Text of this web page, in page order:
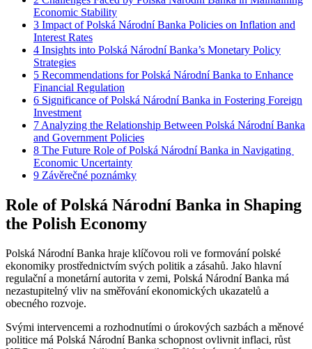
Economic‍ Stability
3 Impact of Polská Národní⁣ Banka Policies⁣ on Inflation and
Interest ​Rates
4 Insights into Polská ‍Národní Banka’s Monetary Policy
Strategies
5 Recommendations ‌for Polská Národní Banka to Enhance
Financial Regulation
6 Significance of ​Polská Národní Banka in Fostering ‍Foreign
Investment
7 Analyzing the ‍Relationship Between Polská Národní Banka
and Government⁤ Policies
8 The Future‌ Role of Polská Národní Banka in Navigating ​
Economic Uncertainty
9 Závěrečné ​poznámky
Role of Polská Národní Banka in Shaping
the Polish Economy
Polská⁢ Národní Banka hraje klíčovou roli ve formování polské‍
ekonomiky prostřednictvím svých politik‌ a zásahů. Jako hlavní
regulační ‌a monetární ​autorita v zemi, Polská Národní ​Banka má
nezastupitelný vliv na směřování ekonomických ukazatelů a
obecného rozvoje.
Svými intervencemi a rozhodnutími o úrokových sazbách a měnové⁢
politice má Polská Národní Banka schopnost‍ ovlivnit‌ inflaci, růst